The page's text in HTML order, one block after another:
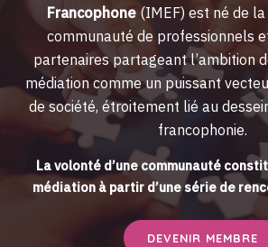
Francophone(IMEF) est né de la
communauté de professionnels
partenaires partageant l’ambition
médiation comme un puissant
de société, étroitement lié au
francophonie.
La volonté d’une communauté
médiation à partir d’une série de
DEVENIR MEMBRE